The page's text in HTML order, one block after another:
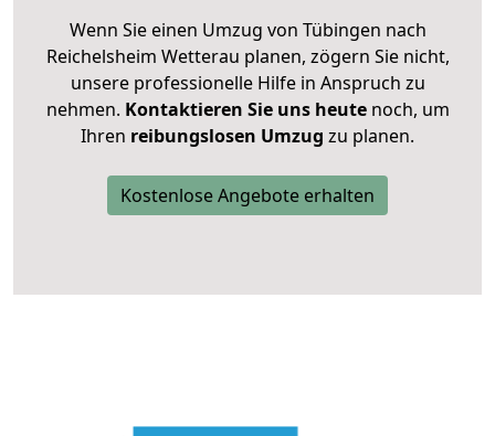
Wenn Sie einen Umzug von Tübingen nach
Reichelsheim Wetterau planen, zögern Sie nicht,
unsere professionelle Hilfe in Anspruch zu
nehmen. Kontaktieren Sie uns heutenoch, um
Ihren reibungslosen Umzug zu planen.
Kostenlose Angebote erhalten